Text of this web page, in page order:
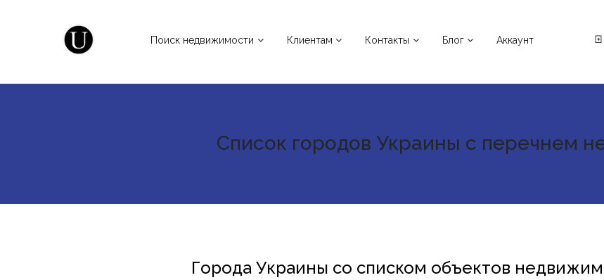
Поиск недвижимости Клиентам Контакты Блог Аккаунт
Список городов Украины с перечнем
Города Украины со списком объектов